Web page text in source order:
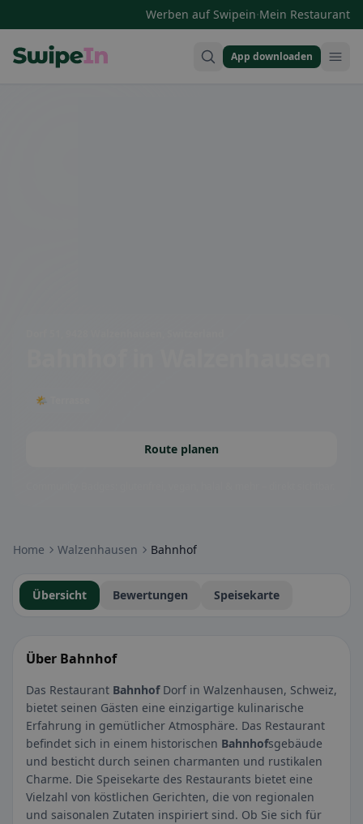
Werben auf Swipein·Mein Restaurant
App downloaden
🌤 Terrasse
Route planen
Home Walzenhausen Bahnhof
Übersicht Bewertungen Speisekarte
Über Bahnhof
Das Restaurant BahnhofDorf in Walzenhausen, Schweiz,
bietet seinen Gästen eine einzigartige kulinarische
Erfahrung in gemütlicher Atmosphäre. Das Restaurant
befindet sich in einem historischen Bahnhofsgebäude
und besticht durch seinen charmanten und rustikalen
Charme. Die Speisekarte des Restaurants bietet eine
Vielzahl von köstlichen Gerichten, die von regionalen
und saisonalen Zutaten inspiriert sind. Ob Sie sich für